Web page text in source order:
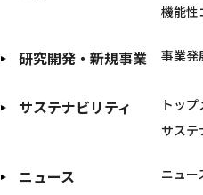
機能性
研究開発・新規事業 事業発
サステナビリティ トッ
サステ
ニュース ニュー